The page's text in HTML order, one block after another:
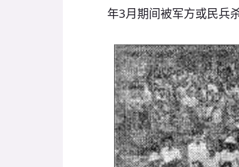
年3月期间被军方或民兵杀